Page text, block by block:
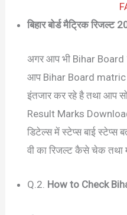
बिहार बोर्ड मैट्रिक
अगर आप भी Bihar Board
आप Bihar Board
इंतजार कर रहे है तथा आप
Result Marks
डिटेल्स में स्टेप्स बाई स्टेप्स
वी का रिजल्ट कैसे चेक
Q.2. How to Check